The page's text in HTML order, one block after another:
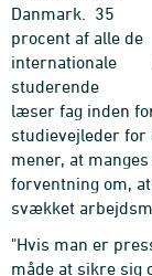
Danmark. 35
procent af alle de
internationale
studerende
læser fag inden
studievejleder for
mener, at
forventning om,
svækket
"Hvis man er
måde at sikre sig